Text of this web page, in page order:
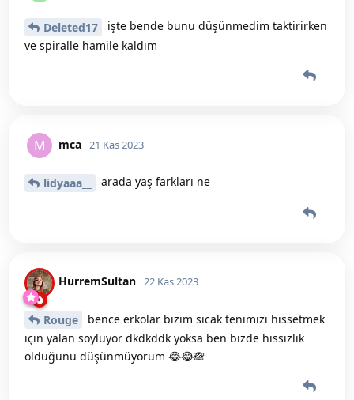
Deleted17
işte bende bunu düşünmedim taktirirken
ve spiralle hamile kaldım
M mca 21 Kas 2023
lidyaaa__ arada yaş farkları ne
HurremSultan 22 Kas 2023
Rouge
bence erkolar bizim sıcak tenimizi hissetmek
için yalan soyluyor dkdkddk yoksa ben bizde hissizlik
olduğunu düşünmüyorum 😂😂🙈